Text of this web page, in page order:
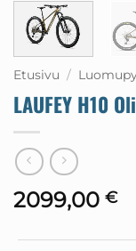
Etusivu /
LAUFEY H10
2099,00 €